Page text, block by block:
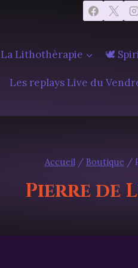
Lithothèrapie 🕊️
Les replays Live du
Accueil / Boutique /
Pierre de